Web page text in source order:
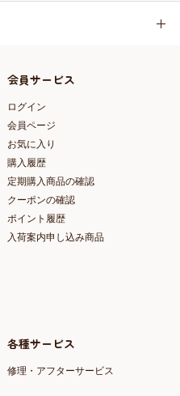
会員サービス
ログイン
会員ページ
お気に入り
購入履歴
定期購入商品の確認
クーポンの確認
ポイント履歴
入荷案内申し込み商品
各種サービス
修理・アフターサービス